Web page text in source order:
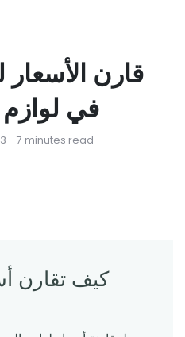
قارن
في
- 7 minutes read
كيف تقارن